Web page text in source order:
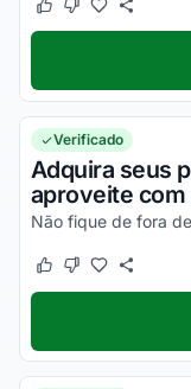
Este cupom
Este cupom não
Verificado
Adquira seus
aproveite
Não fique de fora
Este cupom
Este cupom não